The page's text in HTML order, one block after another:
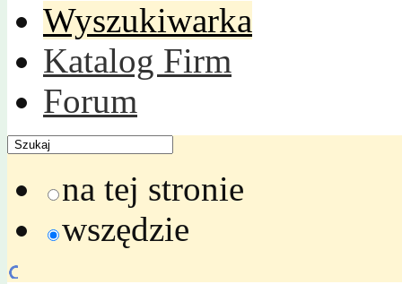
Wyszukiwarka
Katalog Firm
Forum
na tej stronie
wszędzie